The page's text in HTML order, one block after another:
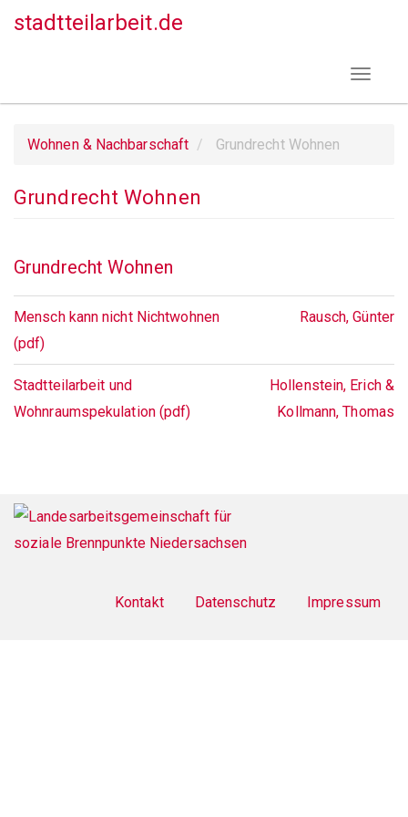
Direkt
stadtteilarbeit.de
Toggle
Wohnen & Nachbarschaft Grundrecht Wohnen
Grundrecht Wohnen
Grundrecht Wohnen
Mensch kann nicht Nichtwohnen
(pdf)
Rausch, Günter
Stadtteilarbeit und
Wohnraumspekulation (pdf)
Hollenstein, Erich &
Kollmann, Thomas
Footer
menu
Kontakt Datenschutz Impressum